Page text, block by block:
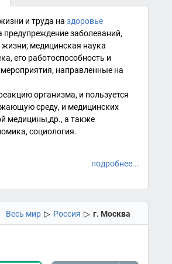
и труда на здоровье
заболеваний,
медицинская наука
его работоспособность и
направленные на
организма, и пользуется
среду, и медицинских
медицины,др., а также
, социология.
подробнее...
Весь мир ▷ Россия ▷ г. Москва